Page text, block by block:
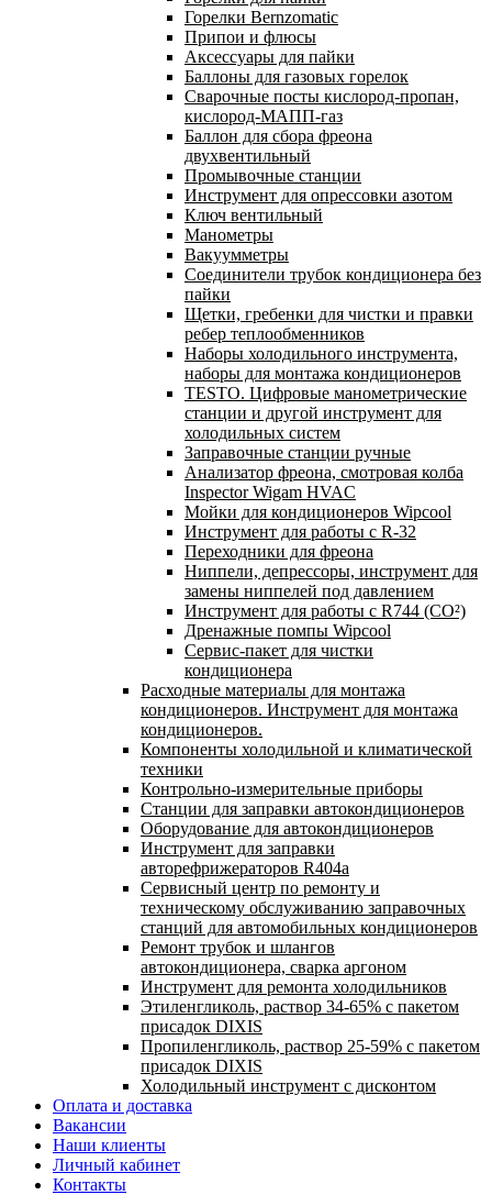
Горелки Bernzomatic
Припои и флюсы
Аксессуары для пайки
Баллоны для газовых горелок
Сварочные посты кислород-пропан,
кислород-МАПП-газ
Баллон для сбора фреона
двухвентильный
Промывочные станции
Инструмент для опрессовки азотом
Ключ вентильный
Манометры
Вакуумметры
Соединители трубок кондиционера без
пайки
Щетки, гребенки для чистки и правки
ребер теплообменников
Наборы холодильного инструмента,
наборы для монтажа кондиционеров
TESTO. Цифровые манометрические
станции и другой инструмент для
холодильных систем
Заправочные станции ручные
Анализатор фреона, смотровая колба
Inspector Wigam HVAC
Мойки для кондиционеров Wipcool
Инструмент для работы с R-32
Переходники для фреона
Ниппели, депрессоры, инструмент для
замены ниппелей под давлением
Инструмент для работы с R744 (CO²)
Дренажные помпы Wipcool
Сервис-пакет для чистки
кондиционера
Расходные материалы для монтажа
кондиционеров. Инструмент для монтажа
кондиционеров.
Компоненты холодильной и климатической
техники
Контрольно-измерительные приборы
Станции для заправки автокондиционеров
Оборудование для автокондиционеров
Инструмент для заправки
авторефрижераторов R404a
Сервисный центр по ремонту и
техническому обслуживанию заправочных
станций для автомобильных кондиционеров
Ремонт трубок и шлангов
автокондиционера, сварка аргоном
Инструмент для ремонта холодильников
Этиленгликоль, раствор 34-65% с пакетом
присадок DIXIS
Пропиленгликоль, раствор 25-59% с пакетом
присадок DIXIS
Холодильный инструмент с дисконтом
Оплата и доставка
Вакансии
Наши клиенты
Личный кабинет
Контакты